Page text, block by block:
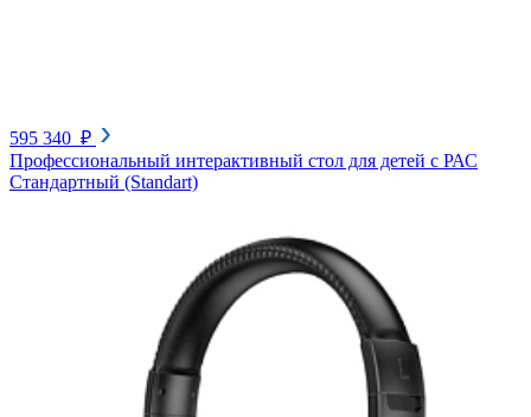
595 340 ₽
Профессиональный интерактивный стол для детей с РАС
Стандартный (Standart)